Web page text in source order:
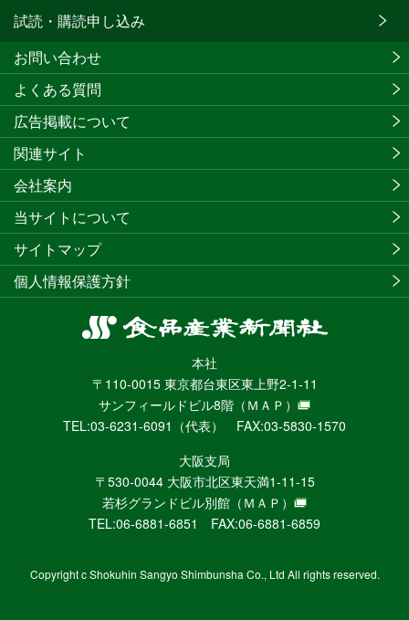
試読・購読申し込み
食
産
業
新
聞
社
ニ
ュ
ー
WEB
本社
〒110-0015 東京都台東区東上野2-1-11
サンフィールドビル8階 （ＭＡＰ）
TEL:03-6231-6091（代表） FAX:03-5830-1570
大阪支局
〒530-0044 大阪市北区東天満1-11-15
若杉グランドビル別館 （ＭＡＰ）
TEL:06-6881-6851 FAX:06-6881-6859
お問い合わせ
よくある質問
広告掲載について
関連サイト
会社案内
当サイトについて
サイトマップ
個人情報保護方針
Copyright c Shokuhin Sangyo Shimbunsha Co., Ltd All rights reserved.